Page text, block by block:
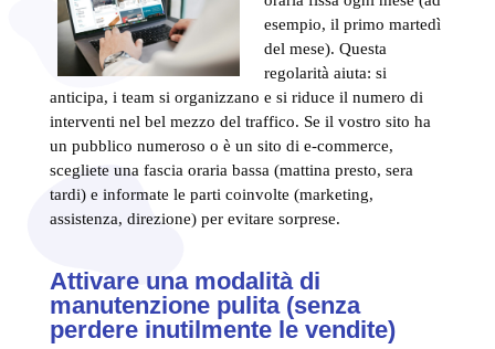
esempio, il primo martedì
del mese). Questa
regolarità aiuta: si
anticipa, i team si organizzano e si riduce il numero di
interventi nel bel mezzo del traffico. Se il vostro sito ha
un pubblico numeroso o è un sito di e-commerce,
scegliete una fascia oraria bassa (mattina presto, sera
tardi) e informate le parti coinvolte (marketing,
assistenza, direzione) per evitare sorprese.
Attivare una modalità di
manutenzione pulita (senza
perdere inutilmente le vendite)